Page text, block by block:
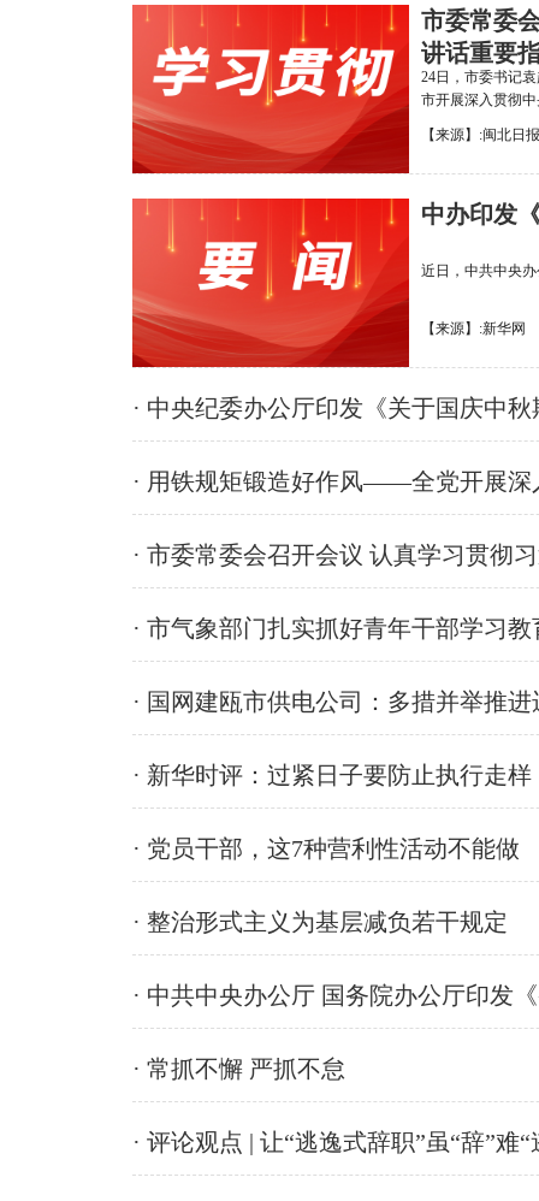
市委常委
讲话重要
24日，市委书记
市开展深入贯彻
【来源】:闽北日
中办印发
近日，中共中央
【来源】:新华网
· 中央纪委办公厅印发《关于国庆中
· 用铁规矩锻造好作风——全党开展深
· 市委常委会召开会议 认真学习贯彻
· 市气象部门扎实抓好青年干部学习
· 国网建瓯市供电公司：多措并举推
· 新华时评：过紧日子要防止执行走样
· 党员干部，这7种营利性活动不能做
· 整治形式主义为基层减负若干规定
· 中共中央办公厅 国务院办公厅印发
· 常抓不懈 严抓不怠
· 评论观点 | 让“逃逸式辞职”虽“辞”难“